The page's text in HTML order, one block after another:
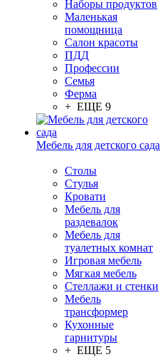
Наборы продуктов
Маленькая
помощница
Салон красоты
ПДД
Профессии
Семья
Ферма
+ ЕЩЕ 9
Мебель для детского сада
Столы
Cтулья
Кровати
Мебель для
раздевалок
Мебель для
туалетных комнат
Игровая мебель
Мягкая мебель
Стеллажи и стенки
Мебель
трансформер
Кухонные
гарнитуры
+ ЕЩЕ 5